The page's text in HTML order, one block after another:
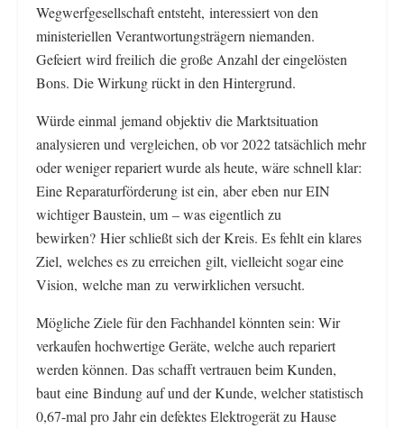
Wegwerfgesellschaft entsteht, interessiert von den
ministeriellen Verantwortungsträgern niemanden.
Gefeiert wird freilich die große Anzahl der eingelösten
Bons. Die Wirkung rückt in den Hintergrund.
Würde einmal jemand objektiv die Marktsituation
analysieren und vergleichen, ob vor 2022 tatsächlich mehr
oder weniger repariert wurde als heute, wäre schnell klar:
Eine Reparaturförderung ist ein, aber eben nur EIN
wichtiger Baustein, um – was eigentlich zu
bewirken? Hier schließt sich der Kreis. Es fehlt ein klares
Ziel, welches es zu erreichen gilt, vielleicht sogar eine
Vision, welche man zu verwirklichen versucht.
Mögliche Ziele für den Fachhandel könnten sein: Wir
verkaufen hochwertige Geräte, welche auch repariert
werden können. Das schafft vertrauen beim Kunden,
baut eine Bindung auf und der Kunde, welcher statistisch
0,67-mal pro Jahr ein defektes Elektrogerät zu Hause